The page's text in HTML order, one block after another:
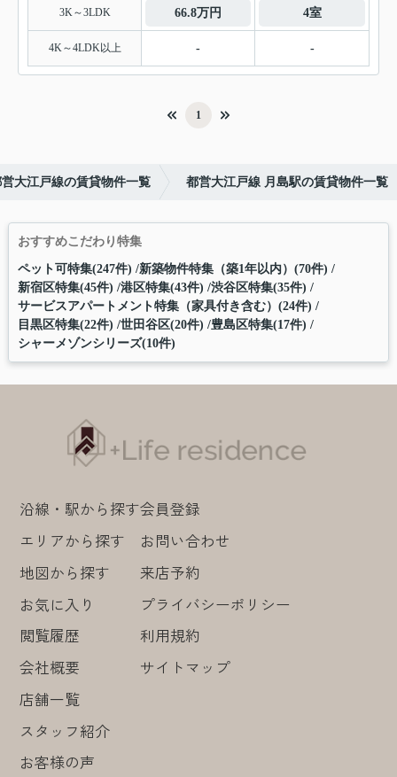
3K～3LDK 66.8万円 4室
4K～4LDK以上 - -
1
大江戸線の賃貸物件一覧 都営大江戸線 月島駅の賃貸物件一覧
おすすめこだわり特集
ペット可特集(247件) 新築物件特集（築1年以内）(70件)
新宿区特集(45件) 港区特集(43件) 渋谷区特集(35件)
サービスアパートメント特集（家具付き含む）(24件)
目黒区特集(22件) 世田谷区(20件) 豊島区特集(17件)
シャーメゾンシリーズ(10件)
沿線・駅から探す
エリアから探す
地図から探す
お気に入り
閲覧履歴
会社概要
店舗一覧
スタッフ紹介
お客様の声
会員登録
お問い合わせ
来店予約
プライバシーポリシー
利用規約
サイトマップ